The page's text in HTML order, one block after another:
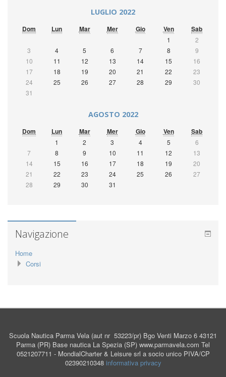
LUGLIO 2022
Dom Lun Mar Mer Gio Ven Sab
1
2
3
4 5 6 7 8
9
10
11 12 13 14 15
16
17
18 19 20 21 22
23
24
25 26 27 28 29
30
31
AGOSTO 2022
Dom Lun Mar Mer Gio Ven Sab
1 2 3 4 5
6
7
8 9 10 11 12
13
14
15 16 17 18 19
20
21
22 23 24 25 26
27
28
29 30 31
Navigazione
Home
Corsi
Scuola Nautica Parma Vela (aut nr 53223/pr) Bgo Venti Marzo 6 43121
Parma (PR) Base nautica La Spezia (SP) www.parmavela.com Tel
0521207711 - MondialCharter & Leisure srl a socio unico PIVA/CP
02390210348 informativa privacy